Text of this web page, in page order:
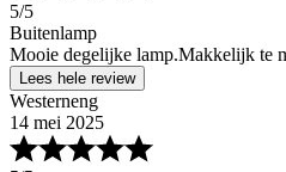
5/5
Buitenlamp
Mooie degelijke lamp.Makkelijk te
Lees hele review
Westerneng
14 mei 2025